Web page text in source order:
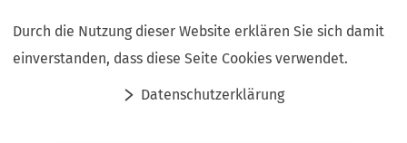
Durch die Nutzung dieser Website erklären Sie sich damit
einverstanden, dass diese Seite Cookies verwendet.
Datenschutzerklärung
Inhalt anspringen